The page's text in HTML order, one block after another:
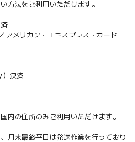
方法をご利用いただけます。
メリカン・エキスプレス・カード
）決済
内の住所のみご利用いただけます。
月末最終平日は発送作業を行っており